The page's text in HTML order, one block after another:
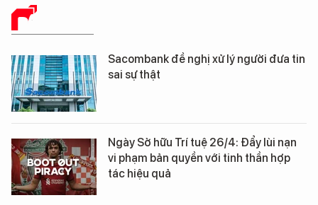
BÁO CHÍ SỐ
Sacombank đề nghị xử lý người đưa tin
sai sự thật
Ngày Sở hữu Trí tuệ 26/4: Đẩy lùi nạn
vi phạm bản quyền với tinh thần hợp
tác hiệu quả